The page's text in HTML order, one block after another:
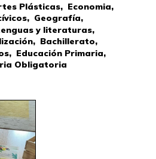
Plásticas, Economia,
Geografía,
y literaturas,
Bachillerato,
Educación Primaria,
Obligatoria